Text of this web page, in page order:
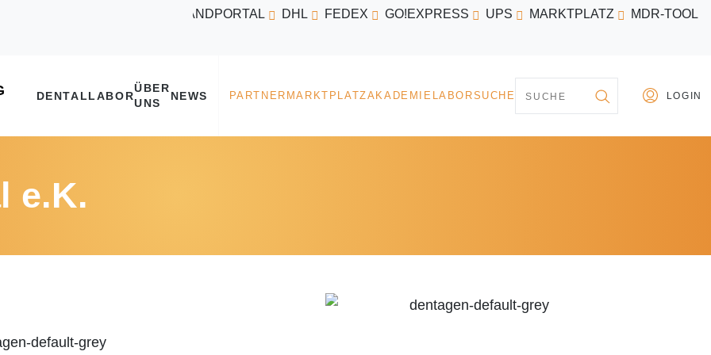
VERSANDPORTAL DHL FEDEX GO!EXPRESS UPS MARKTPLATZ MDR-TOOL
e.K.